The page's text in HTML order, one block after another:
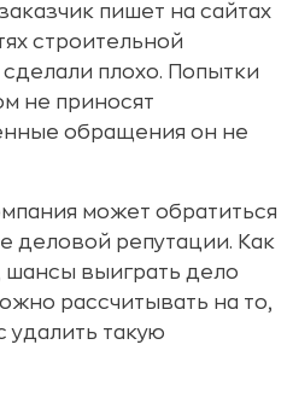
пишет на сайтах
строительной
плохо. Попытки
не приносят
обращения он не
может обратиться
деловой репутации. Как
шансы выиграть дело
рассчитывать на то,
удалить такую